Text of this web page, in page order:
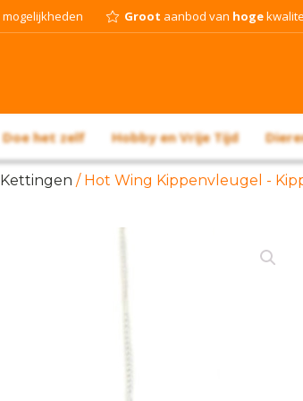
mogelijkheden Groot aanbod van hoge
Doe het zelf Hobby en Vrije Tijd
Kettingen / Hot Wing Kippenvleugel -